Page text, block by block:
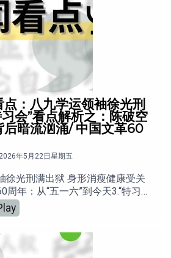
点：八九学运领袖徐光刑
会”看点解析之：陈破空
后暗流汹涌/ 中国文革60
2026年5月22日星期五
徐光刑满出狱 身形消瘦健康受关
周年：从“五一六”到今天3.“特习
：陈破空揭特习会背后暗流汹涌
解析之：蔡慎坤质疑北京真实意图